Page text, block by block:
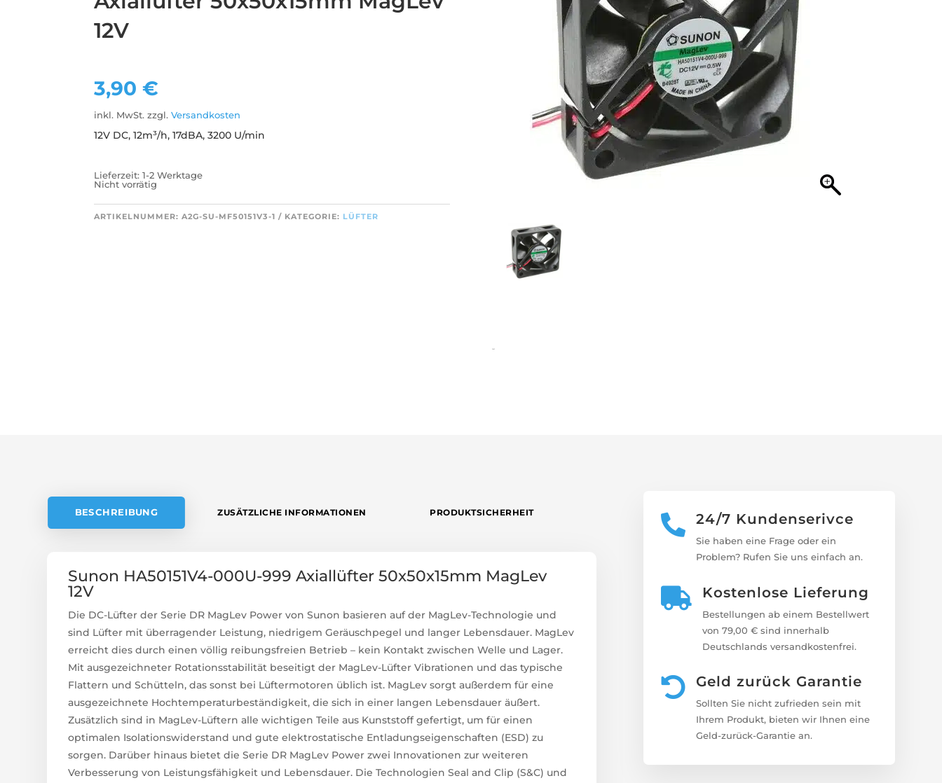
12V
3,90€
inkl. MwSt. zzgl.Versandkosten
12V DC, 12m³/h, 17dBA, 3200 U/min
Lieferzeit:1-2 Werktage
Nicht vorrätig
ARTIKELNUMMER:A2G-SU-MF50151V3-1 KATEGORIE: LÜFTER
test
BESCHREIBUNG ZUSÄTZLICHE INFORMATIONEN PRODUKTSICHERHEIT
Sunon HA50151V4-000U-999 Axiallüfter 50x50x15mm MagLev
12V
Die DC-Lüfter der Serie DR MagLev Power von Sunon basieren auf der MagLev-Technologie und
sind Lüfter mit überragender Leistung, niedrigem Geräuschpegel und langer Lebensdauer. MagLev
erreicht dies durch einen völlig reibungsfreien Betrieb – kein Kontakt zwischen Welle und Lager.
Mit ausgezeichneter Rotationsstabilität beseitigt der MagLev-Lüfter Vibrationen und das typische
Flattern und Schütteln, das sonst bei Lüftermotoren üblich ist. MagLev sorgt außerdem für eine
ausgezeichnete Hochtemperaturbeständigkeit, die sich in einer langen Lebensdauer äußert.
Zusätzlich sind in MagLev-Lüftern alle wichtigen Teile aus Kunststoff gefertigt, um für einen
optimalen Isolationswiderstand und gute elektrostatische Entladungseigenschaften (ESD) zu
sorgen. Darüber hinaus bietet die Serie DR MagLev Power zwei Innovationen zur weiteren
Verbesserung von Leistungsfähigkeit und Lebensdauer. Die Technologien Seal and Clip (S&C) und
 24/7 Kundenserivce
Sie haben eine Frage oder ein
Problem? Rufen Sie uns einfach an.
 Kostenlose Lieferung
Bestellungen ab einem Bestellwert
von 79,00 € sind innerhalb
Deutschlands versandkostenfrei.
 Geld zurück Garantie
Sollten Sie nicht zufrieden sein mit
Ihrem Produkt, bieten wir Ihnen eine
Geld-zurück-Garantie an.